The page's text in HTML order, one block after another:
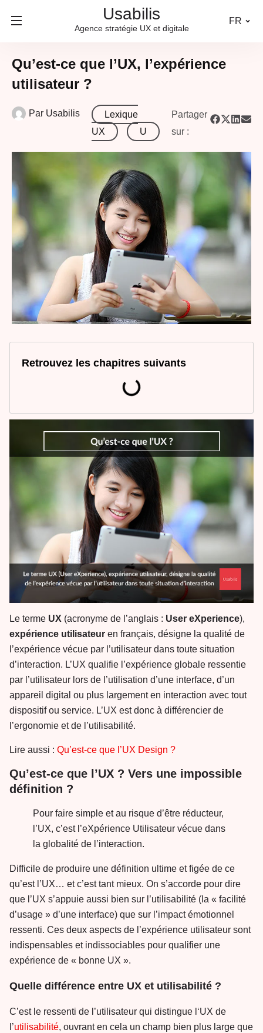
Usabilis
Agence stratégie UX et digitale
FR
Qu’est-ce que l’UX, l’expérience
utilisateur ?
Par Usabilis
Lexique
UX
U
Partager
sur :
Retrouvez les chapitres suivants
Le terme UX (acronyme de l’anglais : User eXperience),
expérience utilisateur en français, désigne la qualité de
l’expérience vécue par l’utilisateur dans toute situation
d’interaction. L’UX qualifie l’expérience globale ressentie
par l’utilisateur lors de l’utilisation d’une interface, d’un
appareil digital ou plus largement en interaction avec tout
dispositif ou service. L’UX est donc à différencier de
l’ergonomie et de l’utilisabilité.
Lire aussi : Qu’est-ce que l’UX Design ?
Qu’est-ce que l’UX ? Vers une impossible
définition ?
Pour faire simple et au risque d’être réducteur,
l’UX, c’est l’eXpérience Utilisateur vécue dans
la globalité de l’interaction.
Difficile de produire une définition ultime et figée de ce
qu’est l’UX… et c’est tant mieux. On s’accorde pour dire
que l’UX s’appuie aussi bien sur l’utilisabilité (la « facilité
d’usage » d’une interface) que sur l’impact émotionnel
ressenti. Ces deux aspects de l’expérience utilisateur sont
indispensables et indissociables pour qualifier une
expérience de « bonne UX ».
Quelle différence entre UX et utilisabilité ?
C’est le ressenti de l’utilisateur qui distingue l‘UX de
l’utilisabilité, ouvrant en cela un champ bien plus large que